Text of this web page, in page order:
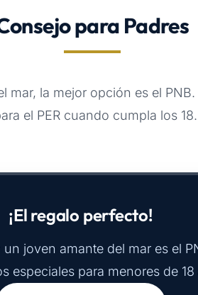
para Padres
mar, la mejor opción es el
el PER cuando cumpla los 18.
¡El regalo perfecto!
joven amante del mar es el
especiales para menores de 18